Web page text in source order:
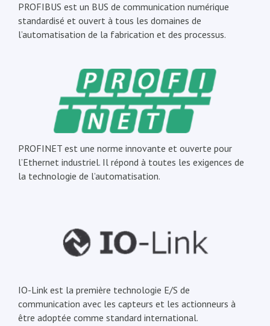
PROFIBUS est un BUS de communication numérique
standardisé et ouvert à tous les domaines de
l’automatisation de la fabrication et des processus.
PROFINET est une norme innovante et ouverte pour
l’Ethernet industriel. Il répond à toutes les exigences de
la technologie de l’automatisation.
IO-Link est la première technologie E/S de
communication avec les capteurs et les actionneurs à
être adoptée comme standard international.